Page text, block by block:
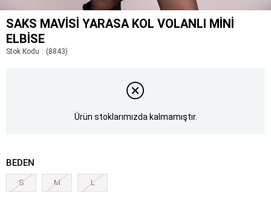
SAKS MAVISI YARASA KOL VOLANLI MINI
ELBISE
Stok Kodu (8843)
Ürün stoklarımızda kalmamıştır.
BEDEN
S M L